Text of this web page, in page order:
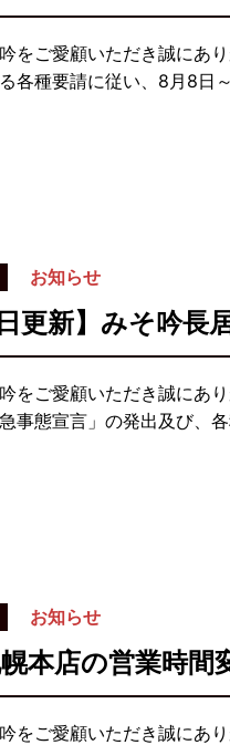
をご愛顧いただき誠にあ
各種要請に従い、8月8日
お知らせ
日更新】みそ吟
をご愛顧いただき誠にあ
事態宣言」の発出及び、
お知らせ
本店の営業時間
をご愛顧いただき誠にあ